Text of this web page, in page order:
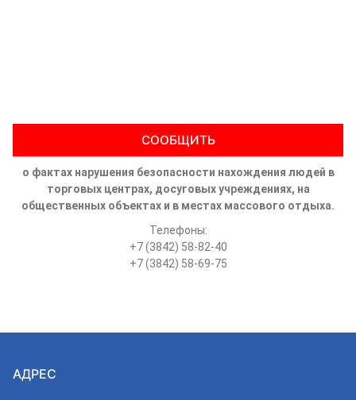
СООБЩИТЬ
о фактах нарушения безопасности нахождения людей в
торговых центрах, досуговых учреждениях, на
общественных объектах и в местах массового отдыха.
Телефоны:
+7 (3842) 58-82-40
+7 (3842) 58-69-75
АДРЕС